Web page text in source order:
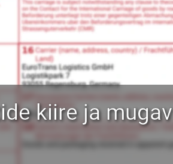
kiire ja mugav